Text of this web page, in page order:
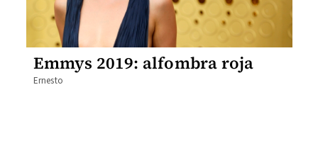
Emmys 2019: alfombra roja
Ernesto